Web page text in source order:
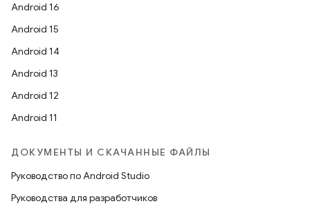
Android 16
Android 15
Android 14
Android 13
Android 12
Android 11
ДОКУМЕНТЫ И СКАЧАННЫЕ ФАЙЛЫ
Руководство по Android Studio
Руководства для разработчиков